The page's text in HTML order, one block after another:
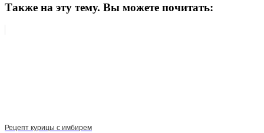
Также на эту тему. Вы можете почитать:
Рецепт курицы с имбирем